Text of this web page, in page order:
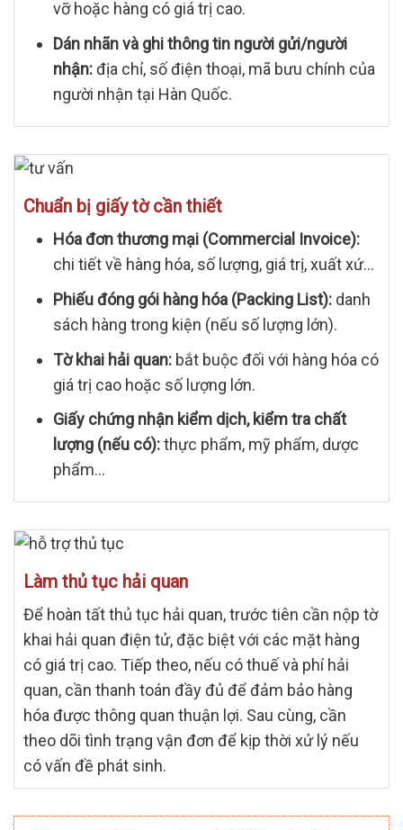
vỡ hoặc hàng có giá trị cao.
Dán nhãn và ghi thông tin người gửi/người
nhận:địa chỉ, số điện thoại, mã bưu chính của
người nhận tại Hàn Quốc.
Chuẩn bị giấy tờ cần thiết
Hóa đơn thương mại (Commercial Invoice):
chi tiết về hàng hóa, số lượng, giá trị, xuất xứ…
Phiếu đóng gói hàng hóa (Packing List): danh
sách hàng trong kiện (nếu số lượng lớn).
Tờ khai hải quan: bắt buộc đối với hàng hóa có
giá trị cao hoặc số lượng lớn.
Giấy chứng nhận kiểm dịch, kiểm tra chất
lượng (nếu có):thực phẩm, mỹ phẩm, dược
phẩm…
Làm thủ tục hải quan
Để hoàn tất thủ tục hải quan, trước tiên cần nộp tờ
khai hải quan điện tử, đặc biệt với các mặt hàng
có giá trị cao. Tiếp theo, nếu có thuế và phí hải
quan, cần thanh toán đầy đủ để đảm bảo hàng
hóa được thông quan thuận lợi. Sau cùng, cần
theo dõi tình trạng vận đơn để kịp thời xử lý nếu
có vấn đề phát sinh.